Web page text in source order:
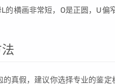
的横画非常短，O是正圆，U
的真假，建议你选择专业的鉴